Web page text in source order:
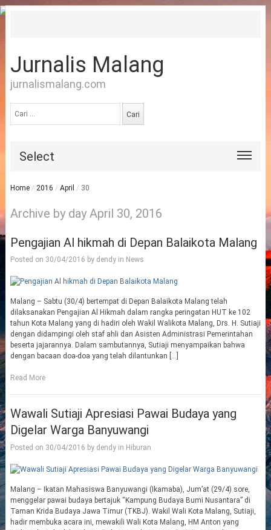
Jurnalis Malang
jurnalismalang.com
untuk:
Select
Home / 2016 / April / 30
Archive by day April 30, 2016
Pengajian Al hikmah di Depan Balaikota Malang
Posted on 30/04/2016 by dendyin News
Malang – Sabtu (30/4) bertempat di Depan Balaikota Malang telah
dilaksanakan Pengajian Al Hikmah dalam rangka peringatan HUT ke 102
tahun Kota Malang yang di hadiri oleh Wakil Walikota Malang, Drs. H. Sutiaji
dengan didampingi oleh staf ahli dan Asisten Administrasi Pemerintahan
beserta jajarannya. Dalam sambutannya, Sutiaji menyampaikan bahwa
dengan bacaan doa-doa yang telah dilantunkan […]
Read More
Wawali Sutiaji Apresiasi Pawai Budaya yang
Digelar Warga Banyuwangi
Posted on 30/04/2016 by dendyin Hiburan
Malang – Ikatan Mahasiswa Banyuwangi (Ikamaba), Jum’at (29/4) sore,
menggelar pawai budaya bertajuk “Kampung Budaya Bumi Nusantara” di
Taman Krida Budaya Jawa Timur (TKBJ). Wakil Wali Kota Malang, Sutiaji,
hadir membuka acara ini, mewakili Wali Kota Malang, HM Anton yang